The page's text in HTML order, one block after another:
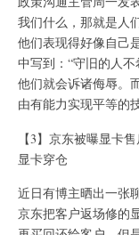
我们什么，那就是人
他们表现得好像自己
中写到：“守旧的人
他们就会诉诸侮辱。
由有能力实现平等的
【3】京东被曝显卡
显卡穿仓
近日有博主晒出一张
京东把客户返场修的